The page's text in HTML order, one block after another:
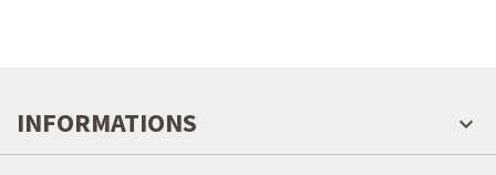
INFORMATIONS